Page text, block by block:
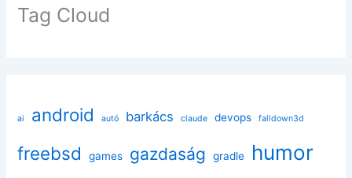
Tag Cloud
ai android autó barkács claude devops falldown3d
freebsd games gazdaság gradle humor